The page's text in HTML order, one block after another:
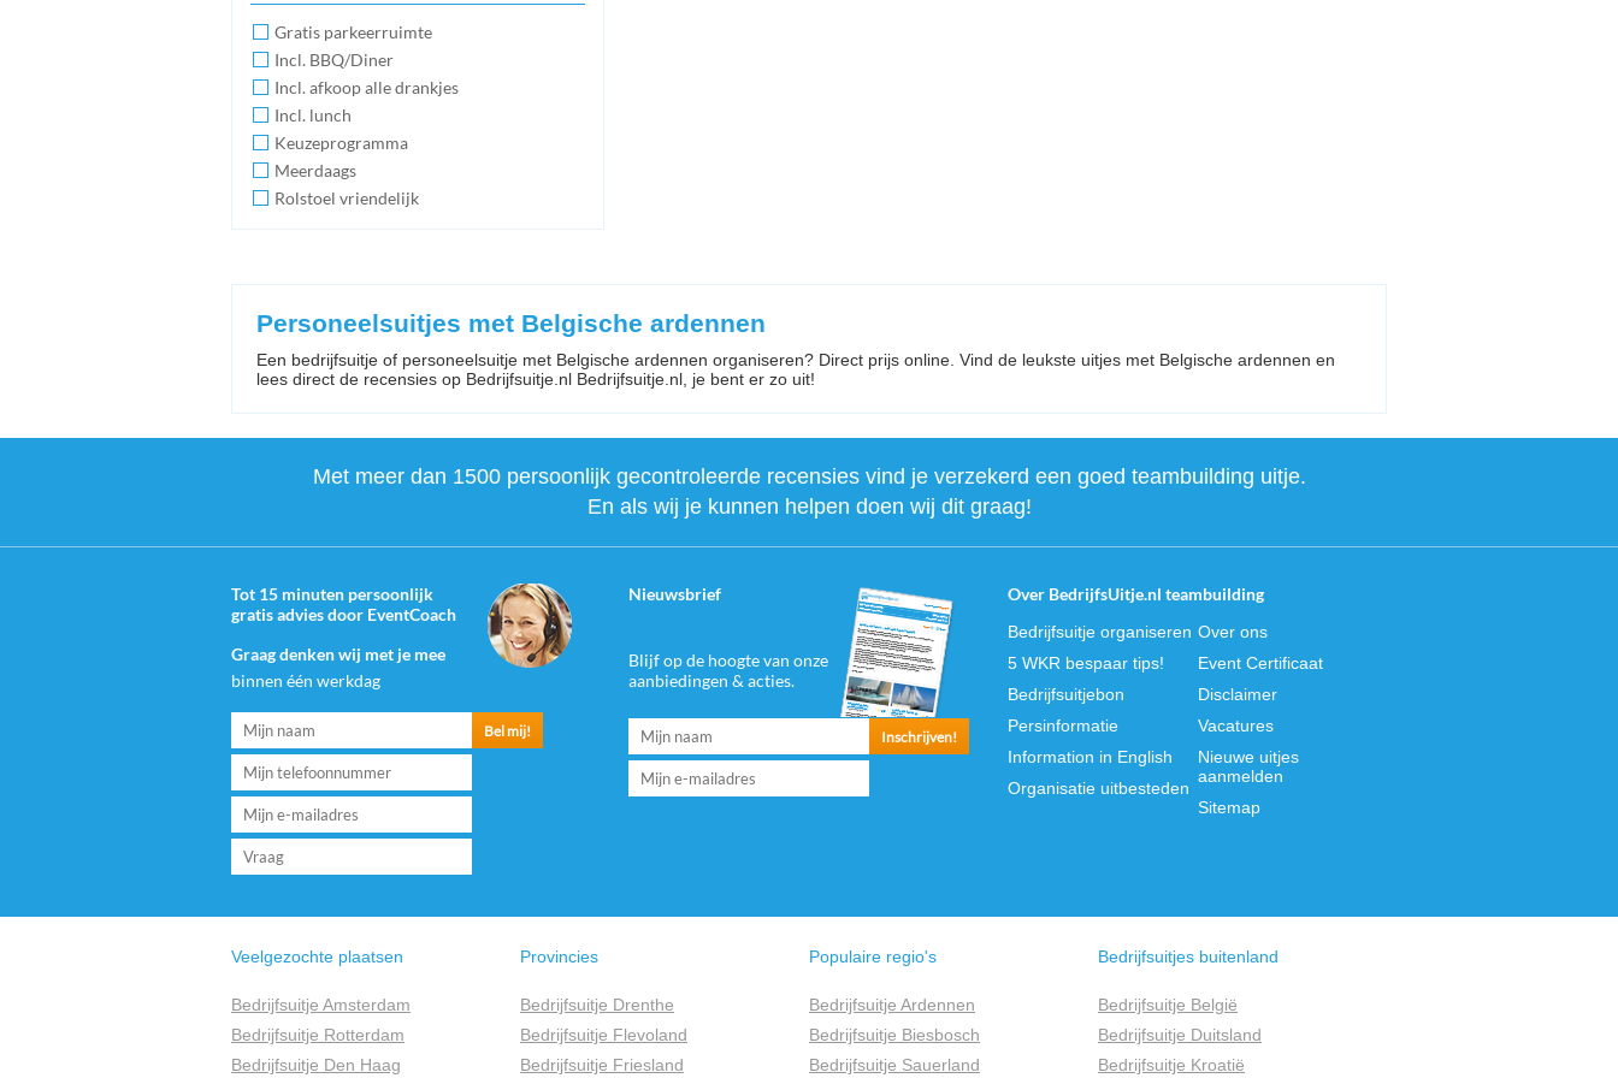
Gratis parkeerruimte
Incl. BBQ/Diner
Incl. afkoop alle drankjes
Incl. lunch
Keuzeprogramma
Meerdaags
Rolstoel vriendelijk
Personeelsuitjes met Belgische ardennen
Een bedrijfsuitje of personeelsuitje met Belgische ardennen organiseren? Direct prijs online. Vind de leukste uitjes met Belgische ardennen en
lees direct de recensies op Bedrijfsuitje.nl Bedrijfsuitje.nl, je bent er zo uit!
Met meer dan 1500 persoonlijk gecontroleerde recensies vind je verzekerd een goed teambuilding uitje.
En als wij je kunnen helpen doen wij dit graag!
Tot 15 minuten persoonlijk
gratis advies door EventCoach
Graag denken wij met je mee
binnen één werkdag
Nieuwsbrief
Blijf op de hoogte van onze
aanbiedingen & acties.
Over BedrijfsUitje.nl teambuilding
Bedrijfsuitje organiseren
5 WKR bespaar tips!
Bedrijfsuitjebon
Persinformatie
Information in English
Organisatie uitbesteden
Over ons
Event Certificaat
Disclaimer
Vacatures
Nieuwe uitjes
aanmelden
Sitemap
Veelgezochte plaatsen
Bedrijfsuitje Amsterdam
Bedrijfsuitje Rotterdam
Bedrijfsuitje Den Haag
Provincies
Bedrijfsuitje Drenthe
Bedrijfsuitje Flevoland
Bedrijfsuitje Friesland
Populaire regio's
Bedrijfsuitje Ardennen
Bedrijfsuitje Biesbosch
Bedrijfsuitje Sauerland
Bedrijfsuitjes buitenland
Bedrijfsuitje België
Bedrijfsuitje Duitsland
Bedrijfsuitje Kroatië